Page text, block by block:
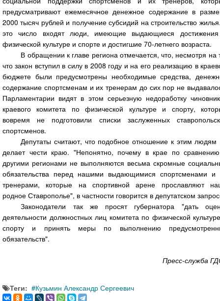
предусматривают ежемесячное денежное содержание в
2000 тысяч рублей и получение субсидий на строительство
это число входят люди, имеющие выдающиеся
физической культуре и спорте и достигшие 70-летнего возраста.
В обращении к главе региона отмечается, что, несмотря на
что закон вступил в силу в 2008 году и на его реализацию в
бюджете были предусмотрены необходимые средства,
содержание спортсменам и их тренерам до сих пор не
Парламентарии видят в этом серьезную недоработку
краевого комитета по физической культуре и спорту,
вовремя не подготовили списки заслуженных
спортсменов.
Депутаты считают, что подобное отношение к этим людям
делает чести краю. "Непонятно, почему в крае по
другими регионами не выполняются весьма скромные
обязательства перед нашими выдающимися спортсменами и
тренерами, которые на спортивной арене прославляют
родное Ставрополье", в частности говорится в депутатском
Законодатели так же просят губернатора "дать
деятельности должностных лиц комитета по физической
спорту и принять меры по выполнению
обязательств".
Пресс-служба
Теги: Кузьмин Александр Сергеевич